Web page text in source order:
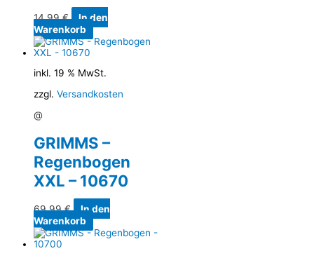
14,99€
In den
Warenkorb
inkl. 19 % MwSt.
zzgl. Versandkosten
@
GRIMMS –
Regenbogen
XXL – 10670
69,99€
In den
Warenkorb